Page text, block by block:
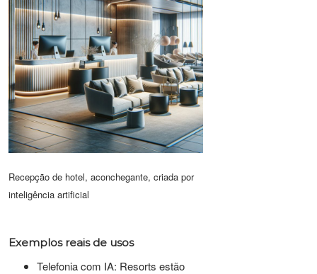
Recepção de hotel, aconchegante, criada por
inteligência artificial
Exemplos reais de usos
Telefonia com IA: Resorts estão